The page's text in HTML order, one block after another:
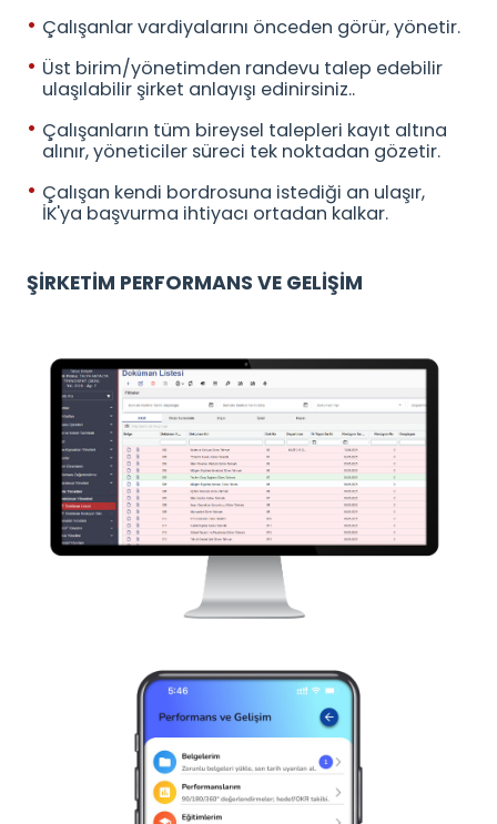
Çalışanlar vardiyalarını önceden görür, yönetir.
Üst birim/yönetimden randevu talep edebilir
ulaşılabilir şirket anlayışı edinirsiniz..
Çalışanların tüm bireysel talepleri kayıt altına
alınır, yöneticiler süreci tek noktadan gözetir.
Çalışan kendi bordrosuna istediği an ulaşır,
İK'ya başvurma ihtiyacı ortadan kalkar.
ŞİRKETİM PERFORMANS VE GELİŞİM